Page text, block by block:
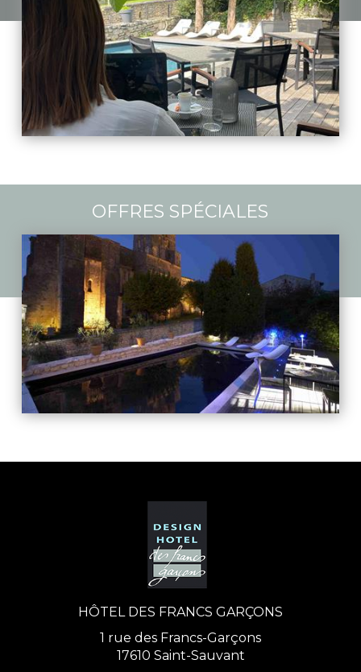
OFFRES SPÉCIALES
HÔTEL DES FRANCS GARÇONS
1 rue des Francs-Garçons
17610 Saint-Sauvant